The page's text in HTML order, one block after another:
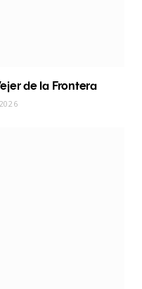
de la Frontera